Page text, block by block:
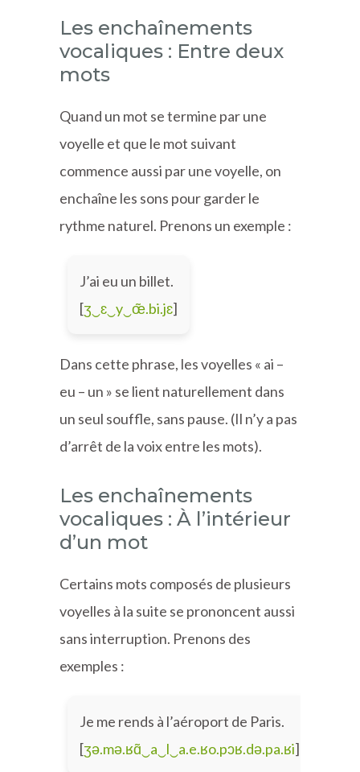
Les enchaînements
vocaliques : Entre deux
mots
Quand un mot se termine par une
voyelle et que le mot suivant
commence aussi par une voyelle, on
enchaîne les sons pour garder le
rythme naturel. Prenons un exemple :
J’ai eu un billet.
[ʒ‿ɛ‿y‿œ̃.bi.jɛ]
Dans cette phrase, les voyelles « ai –
eu – un » se lient naturellement dans
un seul souffle, sans pause. (Il n’y a pas
d’arrêt de la voix entre les mots).
Les enchaînements
vocaliques : À l’intérieur
d’un mot
Certains mots composés de plusieurs
voyelles à la suite se prononcent aussi
sans interruption. Prenons des
exemples :
Je me rends à l’aéroport de Paris.
[ʒə.mə.ʁɑ̃‿a‿l‿a.e.ʁo.pɔʁ.də.pa.ʁi]